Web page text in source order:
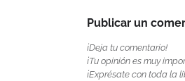
Publicar un
¡Deja tu comentario!
¡Tu opinión es muy
¡Exprésate con toda la